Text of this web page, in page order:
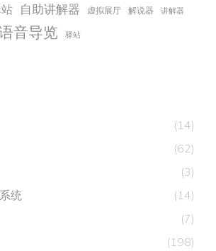
自助讲解器 虚拟展厅 解说器 讲解器
音导览 驿站
(14)
(62)
(3)
统
(14)
(7)
(198)